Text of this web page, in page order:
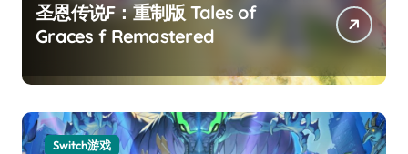
圣恩传说F：重制版 Tales of
Graces f Remastered
Switch游戏